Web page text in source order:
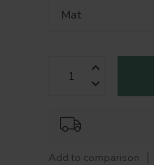
Add to comparison